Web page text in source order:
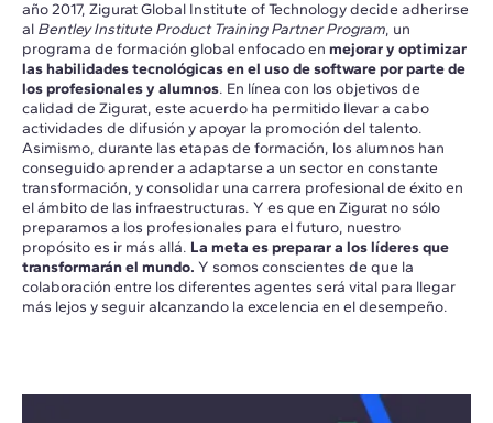
año 2017, Zigurat Global Institute of Technology decide adherirse
al Bentley Institute Product Training Partner Program, un
programa de formación global enfocado en mejorar y optimizar
las habilidades tecnológicas en el uso de software por parte de
los profesionales y alumnos. En línea con los objetivos de
calidad de Zigurat, este acuerdo ha permitido llevar a cabo
actividades de difusión y apoyar la promoción del talento.
Asimismo, durante las etapas de formación, los alumnos han
conseguido aprender a adaptarse a un sector en constante
transformación, y consolidar una carrera profesional de éxito en
el ámbito de las infraestructuras. Y es que en Zigurat no sólo
preparamos a los profesionales para el futuro, nuestro
propósito es ir más allá. La meta es preparar a los líderes que
transformarán el mundo. Y somos conscientes de que la
colaboración entre los diferentes agentes será vital para llegar
más lejos y seguir alcanzando la excelencia en el desempeño.